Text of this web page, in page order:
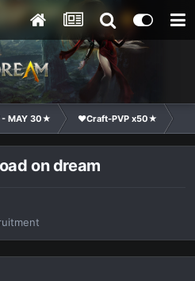
- MAY 30★ ❤Craft-PVP x50★
on dream